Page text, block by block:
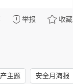
举报 收藏
主题 安全月海报